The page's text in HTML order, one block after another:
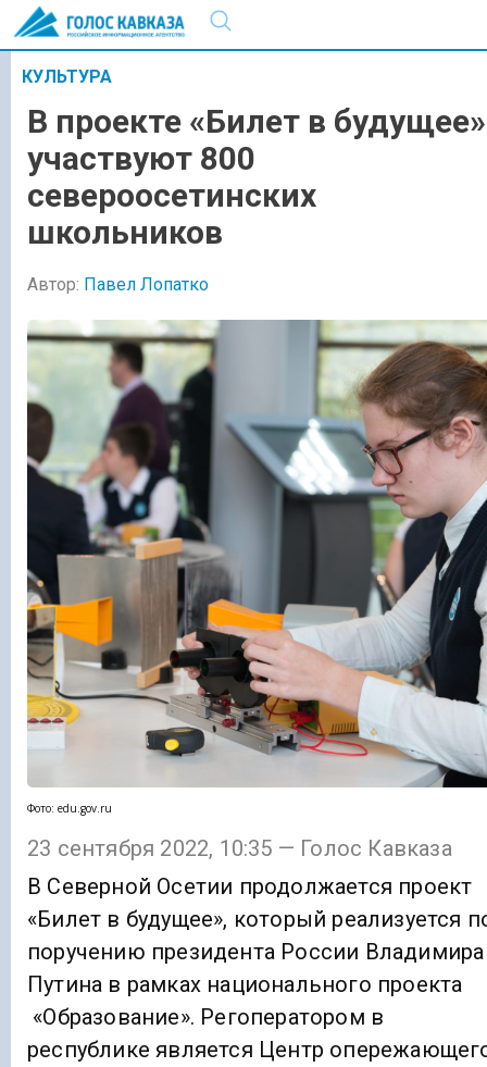
КУЛЬТУРА
В проекте «Билет в будущее»
участвуют 800
североосетинских
школьников
Автор: Павел Лопатко
Фото: edu.gov.ru
23 сентября 2022, 10:35 — Голос Кавказа
В Северной Осетии продолжается проект
«Билет в будущее», который реализуется
поручению президента России Владимира
Путина в рамках национального проекта
«Образование». Регоператором в
республике является Центр